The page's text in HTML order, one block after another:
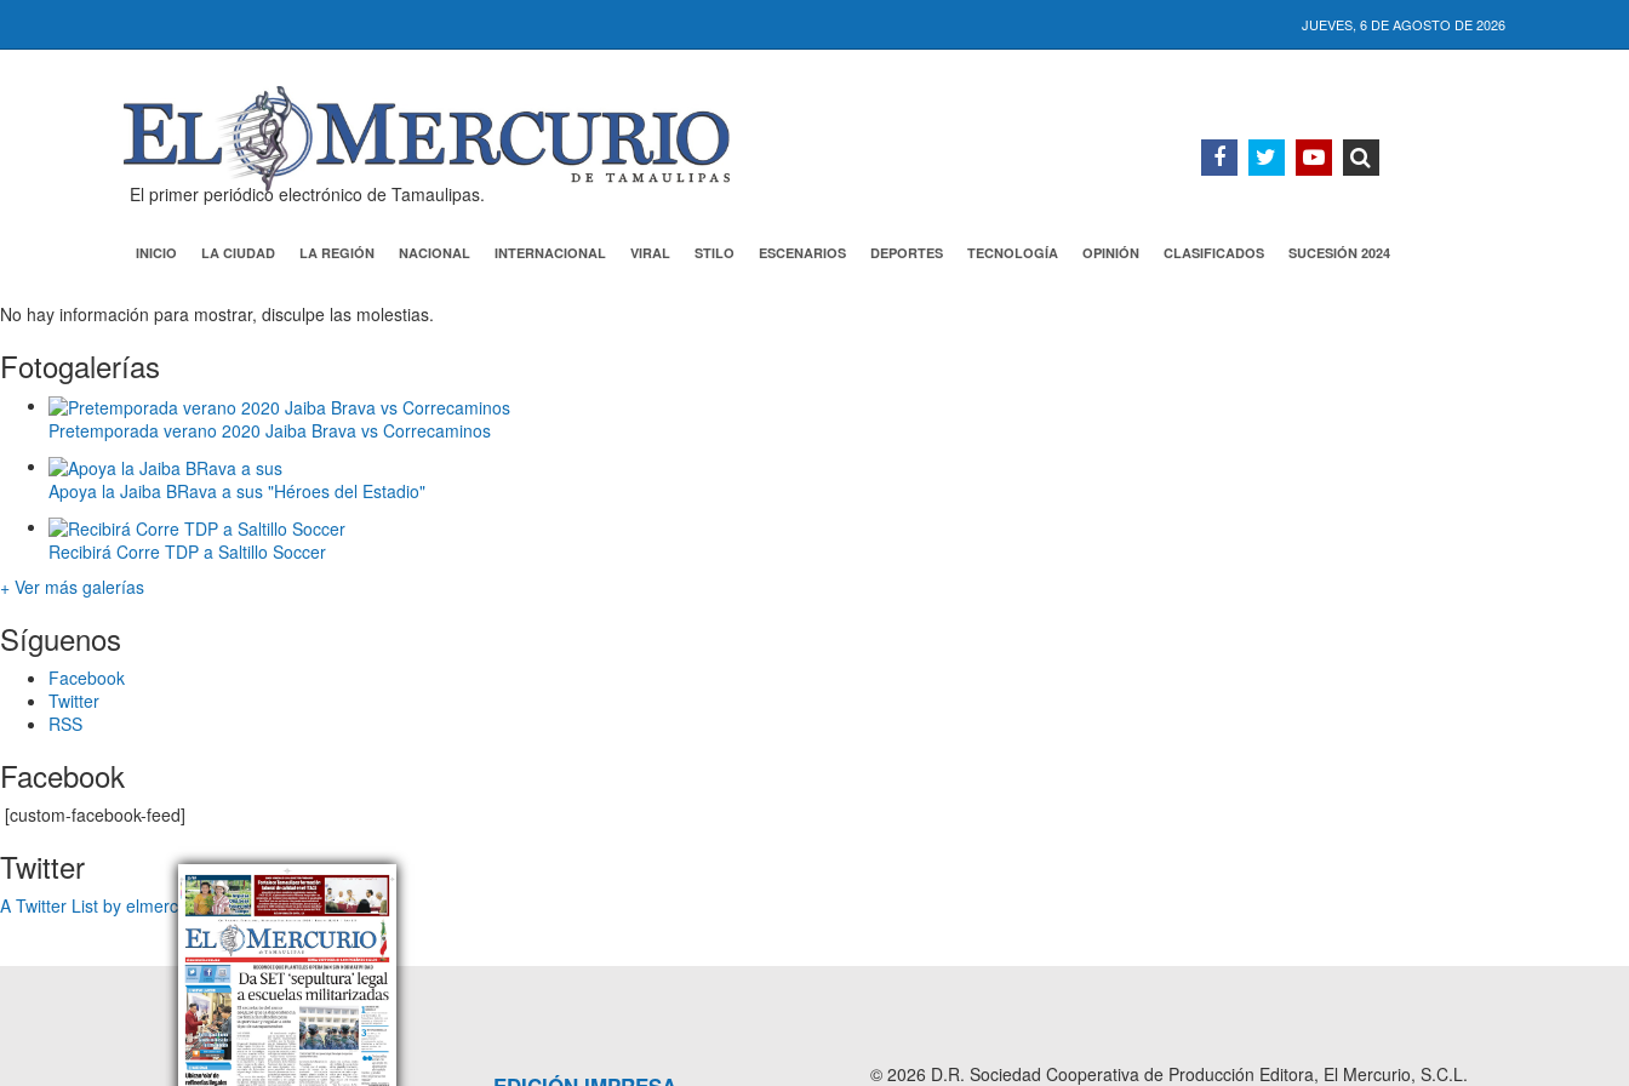
JUEVES, 6 DE AGOSTO DE 2026
El primer periódico electrónico de Tamaulipas.
INICIO LA CIUDAD LA REGIÓN NACIONAL INTERNACIONAL VIRAL STILO ESCENARIOS DEPORTES TECNOLOGÍA OPINIÓN CLASIFICADOS SUCESIÓN 2024
No hay información para mostrar, disculpe las molestias.
Fotogalerías
Pretemporada verano 2020 Jaiba Brava vs Correcaminos
Apoya la Jaiba BRava a sus "Héroes del Estadio"
Recibirá Corre TDP a Saltillo Soccer
+ Ver más galerías
Síguenos
Facebook
Twitter
RSS
Facebook
[custom-facebook-feed]
Twitter
A Twitter List by elmercuriotam
© 2026 D.R. Sociedad Cooperativa de Producción Editora, El Mercurio, S.C.L.